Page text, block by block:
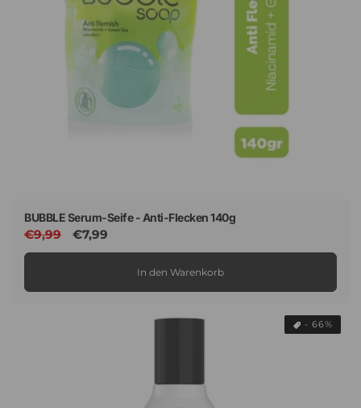
BUBBLE Serum-Seife - Anti-Flecken 140g
Normaler
Preis
€9,99 Verkaufspreis
€7,99
In den Warenkorb
- 66%